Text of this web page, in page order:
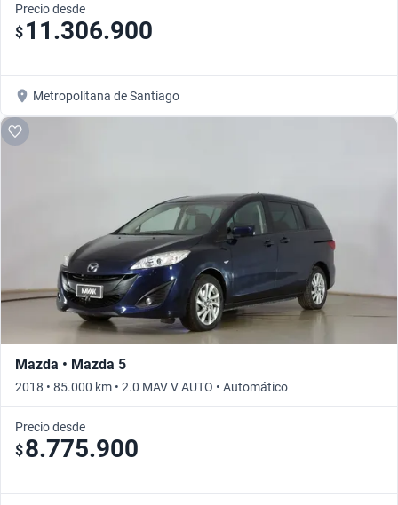
Precio desde
$ 11.306.900
Metropolitana de Santiago
Mazda • Mazda 5
2018 • 85.000 km • 2.0 MAV V AUTO • Automático
Precio desde
$8.775.900